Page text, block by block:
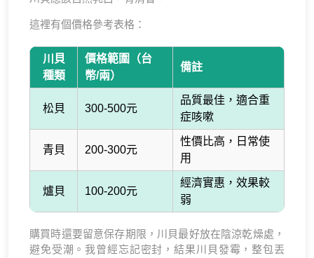
這裡有個價格參考表格：
川貝
種類
價格範圍（台
幣/兩）
備註
松貝 300-500元
品質最佳，適合重
症咳嗽
青貝 200-300元
性價比高，日常使
用
爐貝 100-200元
經濟實惠，效果較
弱
購買時還要留意保存期限，川貝最好放在陰涼乾燥處，
避免受潮。我曾經忘記密封，結果川貝發霉，整包丟